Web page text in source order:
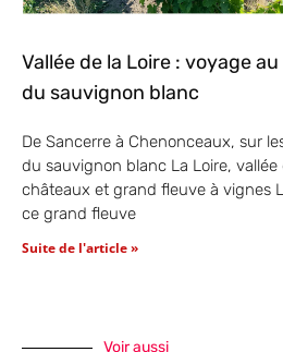
Vallée de la Loire : voyage
du sauvignon blanc
De Sancerre à Chenonceaux, sur
du sauvignon blanc La Loire, vallée
châteaux et grand fleuve à vignes
ce grand fleuve
Suite de l'article »
Voir aussi